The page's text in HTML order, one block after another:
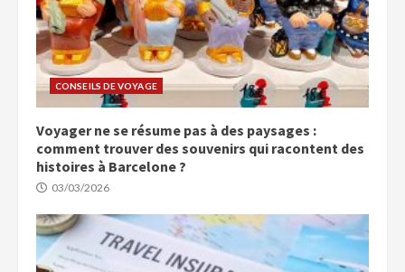
CONSEILS DE VOYAGE
Voyager ne se résume pas à des paysages :
comment trouver des souvenirs qui racontent des
histoires à Barcelone ?
03/03/2026